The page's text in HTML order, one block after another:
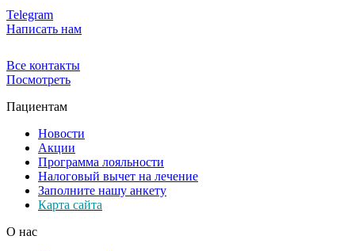
Telegram
Написать нам
Все контакты
Посмотреть
Пациентам
Новости
Акции
Программа лояльности
Налоговый вычет на лечение
Заполните нашу анкету
Карта сайта
О нас